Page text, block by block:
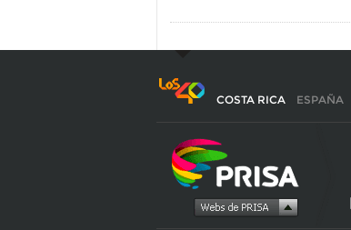
COSTA RICA ESPAÑA